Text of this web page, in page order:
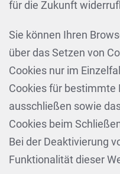
für die Zukunft
Sie können Ihren
über das Setzen von
Cookies nur im
Cookies für bestimmte
ausschließen sowie
Cookies beim
Bei der Deaktivierung
Funktionalität dieser